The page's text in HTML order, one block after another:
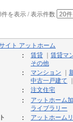
を表示 / 表示件数
イト アットホーム
賃貸
賃貸マ
その他
マンション
中古一戸建て
注文住宅
アットホーム
ライブラリー
アットホーム